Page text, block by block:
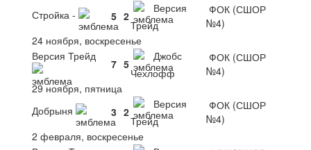
Стройка -
5 2
Версия
Трейд
ФОК (СШОР
№4)
24 ноября, воскресенье
Версия Трейд
7 5
Джобс
Чехлофф
ФОК (СШОР
№4)
29 ноября, пятница
Добрыня
3 2
Версия
Трейд
ФОК (СШОР
№4)
2 февраля, воскресенье